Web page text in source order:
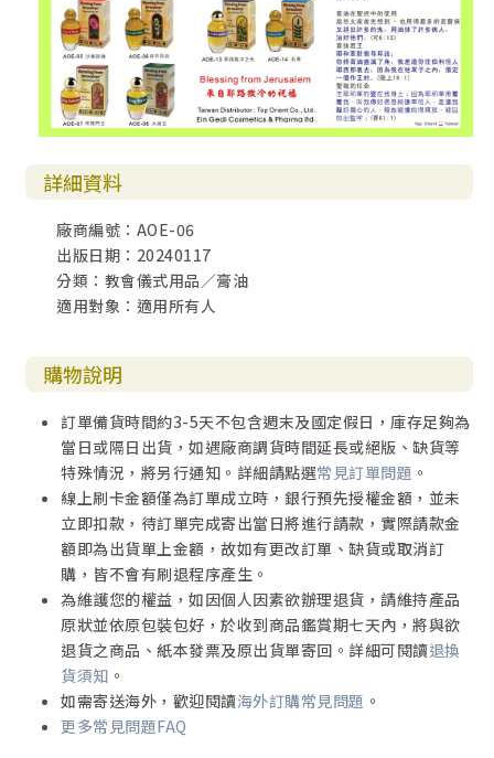
詳細資料
廠商編號：AOE-06
出版日期：20240117
分類：教會儀式用品／膏油
適用對象：適用所有人
購物說明
訂單備貨時間約3-5天不包含週末及國定假日，庫存足夠為
當日或隔日出貨，如遇廠商調貨時間延長或絕版、缺貨等
特殊情況，將另行通知。詳細請點選常見訂單問題 。
線上刷卡金額僅為訂單成立時，銀行預先授權金額，並未
立即扣款，待訂單完成寄出當日將進行請款，實際請款金
額即為出貨單上金額，故如有更改訂單、缺貨或取消訂
購，皆不會有刷退程序產生。
為維護您的權益，如因個人因素欲辦理退貨，請維持產品
原狀並依原包裝包好，於收到商品鑑賞期七天內，將與欲
退貨之商品、紙本發票及原出貨單寄回。詳細可閱讀退換
貨須知 。
如需寄送海外，歡迎閱讀海外訂購常見問題 。
更多常見問題FAQ